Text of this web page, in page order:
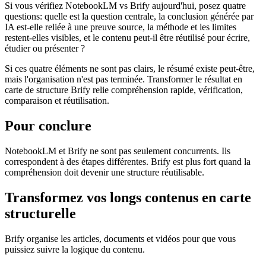
Si vous vérifiez NotebookLM vs Brify aujourd'hui, posez quatre
questions: quelle est la question centrale, la conclusion générée par
IA est-elle reliée à une preuve source, la méthode et les limites
restent-elles visibles, et le contenu peut-il être réutilisé pour écrire,
étudier ou présenter ?
Si ces quatre éléments ne sont pas clairs, le résumé existe peut-être,
mais l'organisation n'est pas terminée. Transformer le résultat en
carte de structure Brify relie compréhension rapide, vérification,
comparaison et réutilisation.
Pour conclure
NotebookLM et Brify ne sont pas seulement concurrents. Ils
correspondent à des étapes différentes. Brify est plus fort quand la
compréhension doit devenir une structure réutilisable.
Transformez vos longs contenus en carte
structurelle
Brify organise les articles, documents et vidéos pour que vous
puissiez suivre la logique du contenu.